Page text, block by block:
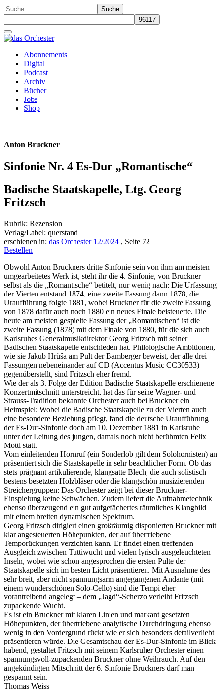
Suche
nach:
Schalte
Navigation
Zum
Inhalt
springen
Abonnements
Digital
Podcast
Archiv
Bücher
Jobs
Shop
Anton Bruckner
Sinfonie Nr. 4 Es-Dur „Romantische“
Badische Staatskapelle, Ltg. Georg
Fritzsch
Rubrik: Rezension
Verlag/Label: querstand
erschienen in: das Orchester 12/2024 , Seite 72
Bestellen
Obwohl Anton Bruckners dritte Sinfonie sein von ihm am meisten
umgearbeitetes Werk ist, steht ihr die 4. Sinfonie, von Bruckner
selbst als die „Romantische“ betitelt, nur wenig nach: Die Urfassung
der Vierten entstand 1874, eine zweite Fassung dann 1878, die
Uraufführung folgte 1881, wobei Bruckner für die zweite Fassung
von 1878 dafür auch noch 1880 ein neues Finale beisteuerte. Die
heute am meisten gespielte Fassung der „Romantischen“ ist die
zweite Fassung (1878) mit dem Finale von 1880, für die sich auch
Karlsruhes Generalmusikdirektor Georg Fritzsch mit seiner
Badischen Staatskapelle entschieden hat. Philologische Ambitionen,
wie sie Jakub Hrůša am Pult der Bamberger beweist, der alle drei
Fassungen nebeneinander auf CD (Accentus Music CC30533)
gegenüberstellt, sind Fritzsch eher fremd.
Wie der als 3. Folge der Edition Badische Staatskapelle erschienene
Konzertmitschnitt unterstreicht, hat das für seine Wagner- und
Strauss-Tradition bekannte Orchester auch bei Bruckner ein
Heimspiel: Wobei die Badische Staatskapelle zu der Vierten auch
eine besondere Beziehung pflegt, fand die deutsche Uraufführung
der Es-Dur-Sinfonie doch am 10. Dezember 1881 in Karlsruhe
unter der Leitung des jungen, damals noch nicht berühmten Felix
Mottl statt.
Vom einleitenden Hornruf (ein Sonderlob gilt dem Solohornisten) an
präsentiert sich die Staatskapelle in sehr beachtlicher Form. Ob das
stets prägnant artikulierende, klangsatte Blech, die auch solistisch
bestens besetzten Holzbläser oder die klangschön musizierenden
Streichergruppen: Das Orchester zeigt bei dieser Bruckner-
Einspielung keine Schwächen. Zudem liefert die Aufnahmetechnik
ebenso überzeugend ein gut aufgefächertes räumliches Klangbild
mit einem breiten dynamischen Spektrum.
Georg Fritzsch dirigiert einen großräumig disponierten Bruckner mit
klar angesteuerten Höhepunkten, der auf übertriebene
Temporückungen verzichten kann. Er findet einen treffenden
Ausgleich zwischen Tuttiwucht und vielen lyrisch ausgeleuchteten
Inseln, wobei wie schon angesprochen die ersten Pulte der
Staatskapelle sich im besten Licht präsentieren. Mit Ausnahme des
sehr breit, aber nicht spannungsarm angegangenen Andante (mit
einem wunderschönen Solo-Cello) sind die Tempi eher
vorantreibend angelegt – dem „Jagd“-Scherzo verleiht Fritzsch
zupackende Wucht.
Es ist ein Bruckner mit klaren Linien und markant gesetzten
Höhepunkten, der übertriebene analytische Durchdringung ebenso
wenig in den Vordergrund rückt wie er sich besonders detailverliebt
präsentieren würde. Die Gesamtschau der Es-Dur-Sinfonie im Blick
habend, gestaltet Fritzsch mit seinem Karlsruher Orchester einen
spannungsvoll-zupackenden Bruckner ohne Weihrauch. Auf den
angekündigten Mitschnitt der 6. Sinfonie Bruckners darf man
gespannt sein.
Thomas Weiss